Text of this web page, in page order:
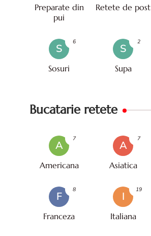
Preparate din
pui
Retete de post
S
Sosuri
6
S
Supa
2
Bucatarie retete
A
Americana
7
A
Asiatica
7
F
Franceza
8
I
Italiana
19